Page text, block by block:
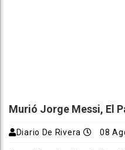
Murió Jorge Messi, El
Diario De Rivera 08